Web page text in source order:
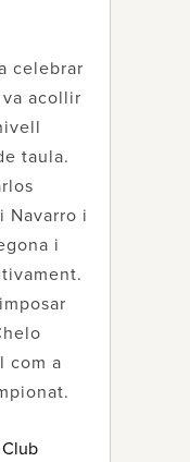
celebrar
acollir
taula.
Navarro i
i
com a